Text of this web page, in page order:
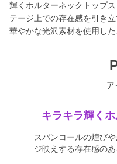
輝くホルターネックトップ
テージ上での存在感を引き立
華やかな光沢素材を使用し
ア
キラキラ輝く
スパンコールの煌び
ジ映えする存在感の